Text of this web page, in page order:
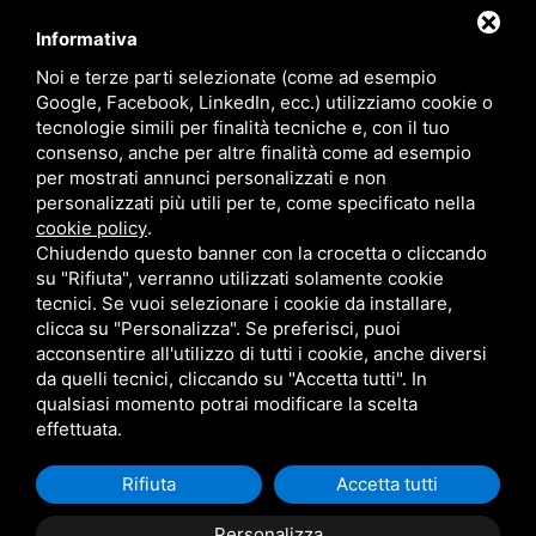
Andrea (+39) 348 80 98 791
info@elbabnb.it
Privacy policy
Questo sito è protetto da Google reCAPTCHA v3,Privacy Policy
Terms of Servicedi Google.
Informativa
Noi e terze parti selezionate (come ad esempio
Google, Facebook, LinkedIn, ecc.) utilizziamo cookie o
tecnologie simili per finalità tecniche e, con il tuo
consenso, anche per altre finalità come ad esempio
per mostrati annunci personalizzati e non
personalizzati più utili per te, come specificato nella
cookie policy.
Chiudendo questo banner con la crocetta o cliccando
su "Rifiuta", verranno utilizzati solamente cookie
tecnici. Se vuoi selezionare i cookie da installare,
clicca su "Personalizza". Se preferisci, puoi
acconsentire all'utilizzo di tutti i cookie, anche diversi
da quelli tecnici, cliccando su "Accetta tutti". In
qualsiasi momento potrai modificare la scelta
effettuata.
Rifiuta Accetta tutti